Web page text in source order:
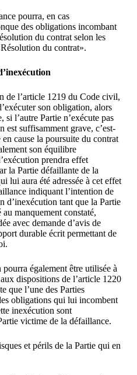
pourra, en cas
des obligations incombant
du contrat selon les
du contrat».
de l’article 1219 du Code civil,
son obligation, alors
l’autre Partie n’exécute pas
est suffisamment grave, c’est-
cause la poursuite du contrat
son équilibre
prendra effet
la Partie défaillante de la
lui aura été adressée à cet effet
indiquant l’intention de
d’inexécution tant que la Partie
manquement constaté,
avec demande d’avis de
durable écrit permettant de
également être utilisée à
dispositions de l’article 1220
que l’une des Parties
obligations qui lui incombent
inexécution sont
victime de la défaillance.
et périls de la Partie qui en